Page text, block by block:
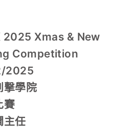
2025 Xmas & New
Competition
2025
撃學院
賽
主任